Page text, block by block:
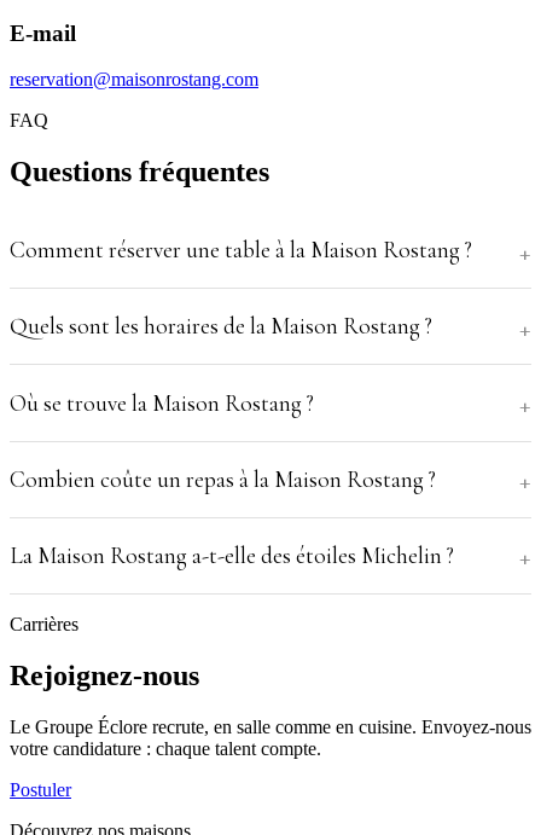
E-mail
reservation@maisonrostang.com
FAQ
Questions fréquentes
Comment réserver une table à la Maison Rostang ?
Quels sont les horaires de la Maison Rostang ?
Où se trouve la Maison Rostang ?
Combien coûte un repas à la Maison Rostang ?
La Maison Rostang a-t-elle des étoiles Michelin ?
Carrières
Rejoignez-nous
Le Groupe Éclore recrute, en salle comme en cuisine. Envoyez-nous
votre candidature : chaque talent compte.
Postuler
Découvrez nos maisons